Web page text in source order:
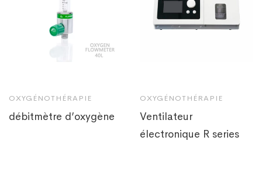
OXYGÉNOTHÉRAPIE
débitmètre d’oxygène
OXYGÉNOTHÉRAPIE
Ventilateur
électronique R series